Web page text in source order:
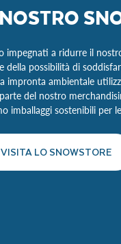
impegnati a ridurre il
della possibilità di
impronta ambientale
del nostro
imballaggi sostenibili per
VISITA LO SNOWSTORE